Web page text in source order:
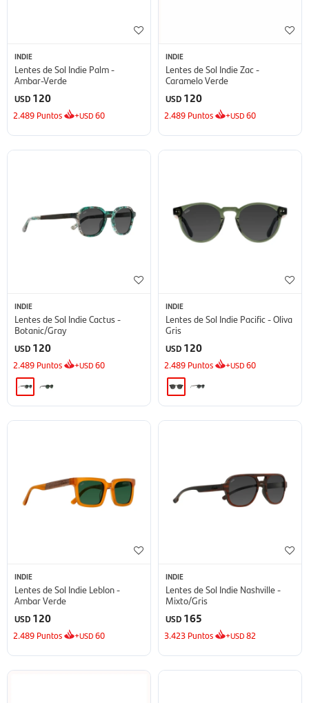
INDIE
Lentes de Sol Indie Palm -
Ambar-Verde
USD 120
2.489 Puntos +USD60
INDIE
Lentes de Sol Indie Zac -
Caramelo Verde
USD 120
2.489 Puntos +USD60
INDIE
Lentes de Sol Indie Cactus -
Botanic/Gray
USD 120
2.489 Puntos +USD60
INDIE
Lentes de Sol Indie Pacific - Oliva
Gris
USD 120
2.489 Puntos +USD60
INDIE
Lentes de Sol Indie Leblon -
Ambar Verde
USD 120
2.489 Puntos +USD60
INDIE
Lentes de Sol Indie Nashville -
Mixto/Gris
USD 165
3.423 Puntos +USD82